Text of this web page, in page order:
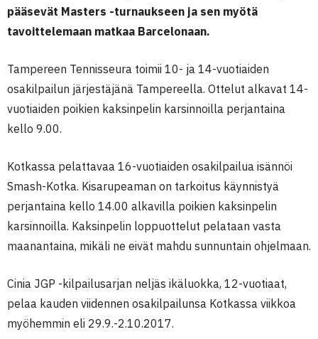
pääsevät Masters -turnaukseen ja sen myötä
tavoittelemaan matkaa Barcelonaan.
Tampereen Tennisseura toimii 10- ja 14-vuotiaiden
osakilpailun järjestäjänä Tampereella. Ottelut alkavat 14-
vuotiaiden poikien kaksinpelin karsinnoilla perjantaina
kello 9.00.
Kotkassa pelattavaa 16-vuotiaiden osakilpailua isännöi
Smash-Kotka. Kisarupeaman on tarkoitus käynnistyä
perjantaina kello 14.00 alkavilla poikien kaksinpelin
karsinnoilla. Kaksinpelin loppuottelut pelataan vasta
maanantaina, mikäli ne eivät mahdu sunnuntain ohjelmaan.
Cinia JGP -kilpailusarjan neljäs ikäluokka, 12-vuotiaat,
pelaa kauden viidennen osakilpailunsa Kotkassa viikkoa
myöhemmin eli 29.9.-2.10.2017.